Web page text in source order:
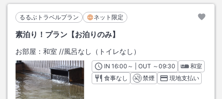
るるぶトラベルプラン ネット限定
素泊り！プラン【お泊りのみ】
お部屋： 和室 //風呂なし（トイレなし）
INチェックイン
16:00 ～ | OUT チェックアウト
～09:30
和室
食事なし
禁煙 現地支払い